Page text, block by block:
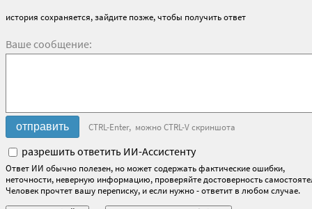
история сохраняется, зайдите позже, чтобы получить ответ
Ваше сообщение:
CTRL-Enter, можно CTRL-V скриншота
разрешить ответить ИИ-Ассистенту
Ответ ИИ обычно полезен, но может содержать фактические ошибки,
неточности, неверную информацию, проверяйте достоверность
Человек прочтет вашу переписку, и если нужно - ответит в любом случае.